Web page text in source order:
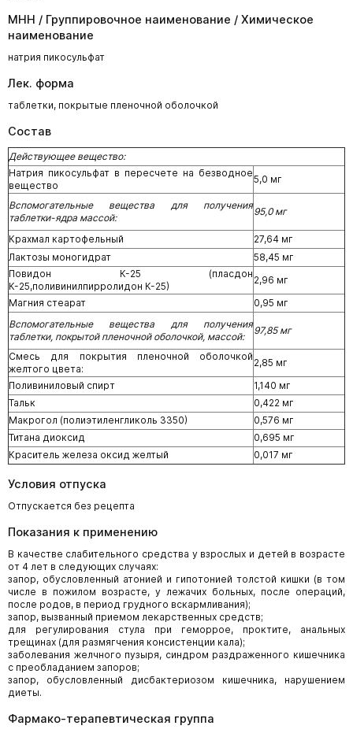
МНН / Группировочное наименование / Химическое
наименование
натрия пикосульфат
Лек. форма
таблетки, покрытые пленочной оболочкой
Состав
Действующее вещество:
Натрия пикосульфат в пересчете на безводное
вещество
5,0 мг
Вспомогательные вещества для получения
таблетки-ядра массой:
95,0 мг
Крахмал картофельный
27,64 мг
Лактозы моногидрат
58,45 мг
Повидон К-25 (пласдон
К-25,поливинилпирролидон К-25)
2,96 мг
Магния стеарат
0,95 мг
Вспомогательные вещества для получения
таблетки, покрытой пленочной оболочкой, массой:
97,85 мг
Смесь для покрытия пленочной оболочкой
желтого цвета:
2,85 мг
Поливиниловый спирт
1,140 мг
Тальк
0,422 мг
Макрогол (полиэтиленгликоль 3350)
0,576 мг
Титана диоксид
0,695 мг
Краситель железа оксид желтый
0,017 мг
Условия отпуска
Отпускается без рецепта
Показания к применению
В качестве слабительного средства у взрослых и детей в возрасте
от 4 лет в следующих случаях:
запор, обусловленный атонией и гипотонией толстой кишки (в том
числе в пожилом возрасте, у лежачих больных, после операций,
после родов, в период грудного вскармливания);
запор, вызванный приемом лекарственных средств;
для регулирования стула при геморрое, проктите, анальных
трещинах (для размягчения консистенции кала);
заболевания желчного пузыря, синдром раздраженного кишечника
с преобладанием запоров;
запор, обусловленный дисбактериозом кишечника, нарушением
диеты.
Фармако-терапевтическая группа